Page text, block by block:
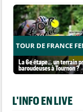
TOUR DE FRANCE
La 6e étape… un terrain
baroudeuses à Tournon ?
L'INFO EN LIVE